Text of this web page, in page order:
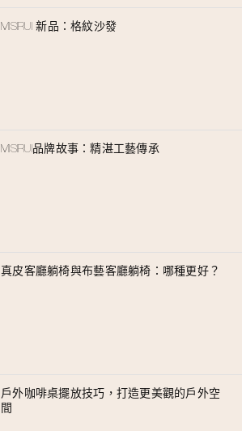
MISIRUI 新品：格紋沙發
MISIRUI品牌故事：精湛工藝傳承
真皮客廳躺椅與布藝客廳躺椅：哪種更好？
戶外咖啡桌擺放技巧，打造更美觀的戶外空
間